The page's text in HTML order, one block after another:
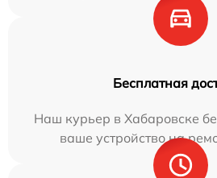
Бесплатная
Наш курьер в Хабаровске
ваше устройство на